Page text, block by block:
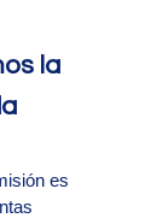
la
es